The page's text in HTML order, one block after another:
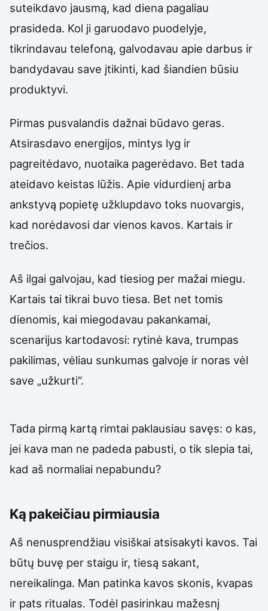
suteikdavo jausmą, kad diena pagaliau
prasideda. Kol ji garuodavo puodelyje,
tikrindavau telefoną, galvodavau apie darbus ir
bandydavau save įtikinti, kad šiandien būsiu
produktyvi.
Pirmas pusvalandis dažnai būdavo geras.
Atsirasdavo energijos, mintys lyg ir
pagreitėdavo, nuotaika pagerėdavo. Bet tada
ateidavo keistas lūžis. Apie vidurdienį arba
ankstyvą popietę užklupdavo toks nuovargis,
kad norėdavosi dar vienos kavos. Kartais ir
trečios.
Aš ilgai galvojau, kad tiesiog per mažai miegu.
Kartais tai tikrai buvo tiesa. Bet net tomis
dienomis, kai miegodavau pakankamai,
scenarijus kartodavosi: rytinė kava, trumpas
pakilimas, vėliau sunkumas galvoje ir noras vėl
save „užkurti“.
Tada pirmą kartą rimtai paklausiau savęs: o kas,
jei kava man ne padeda pabusti, o tik slepia tai,
kad aš normaliai nepabundu?
Ką pakeičiau pirmiausia
Aš nenusprendžiau visiškai atsisakyti kavos. Tai
būtų buvę per staigu ir, tiesą sakant,
nereikalinga. Man patinka kavos skonis, kvapas
ir pats ritualas. Todėl pasirinkau mažesnį